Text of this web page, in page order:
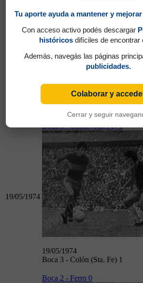
12/05/1974
12/05/1974
19/05/1974
Boca 3 - Colón (Sta. Fe) 1
19/05/1974
Boca 3 - Colón (Sta. Fe) 1
Boca 2 - Ferro 0
Tu aporte ayuda a mantener y
Con acceso activo podés descargar
históricos difíciles de encontrar
Además, navegás las páginas
publicidades.
Colaborar y
Cerrar y seguir